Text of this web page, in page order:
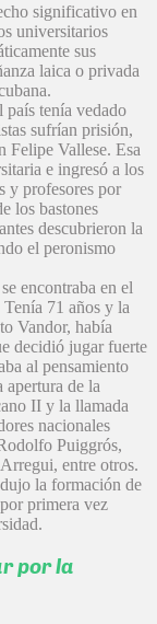
significativo en
universitarios
sus
laica o privada
país tenía vedado
sufrían prisión,
Felipe Vallese. Esa
e ingresó a los
y profesores por
los bastones
descubrieron la
el peronismo
encontraba en el
71 años y la
Vandor, había
decidió jugar fuerte
al pensamiento
apertura de la
II y la llamada
nacionales
Puiggrós,
entre otros.
la formación de
primera vez
por la